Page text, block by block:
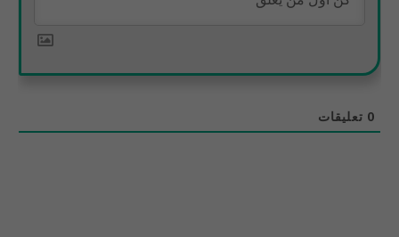
0 تعليقات